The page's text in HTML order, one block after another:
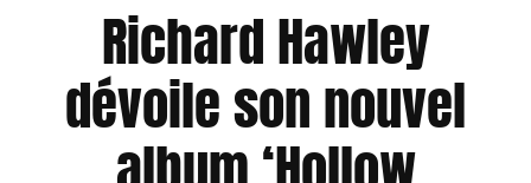
Richard Hawley
dévoile son nouvel